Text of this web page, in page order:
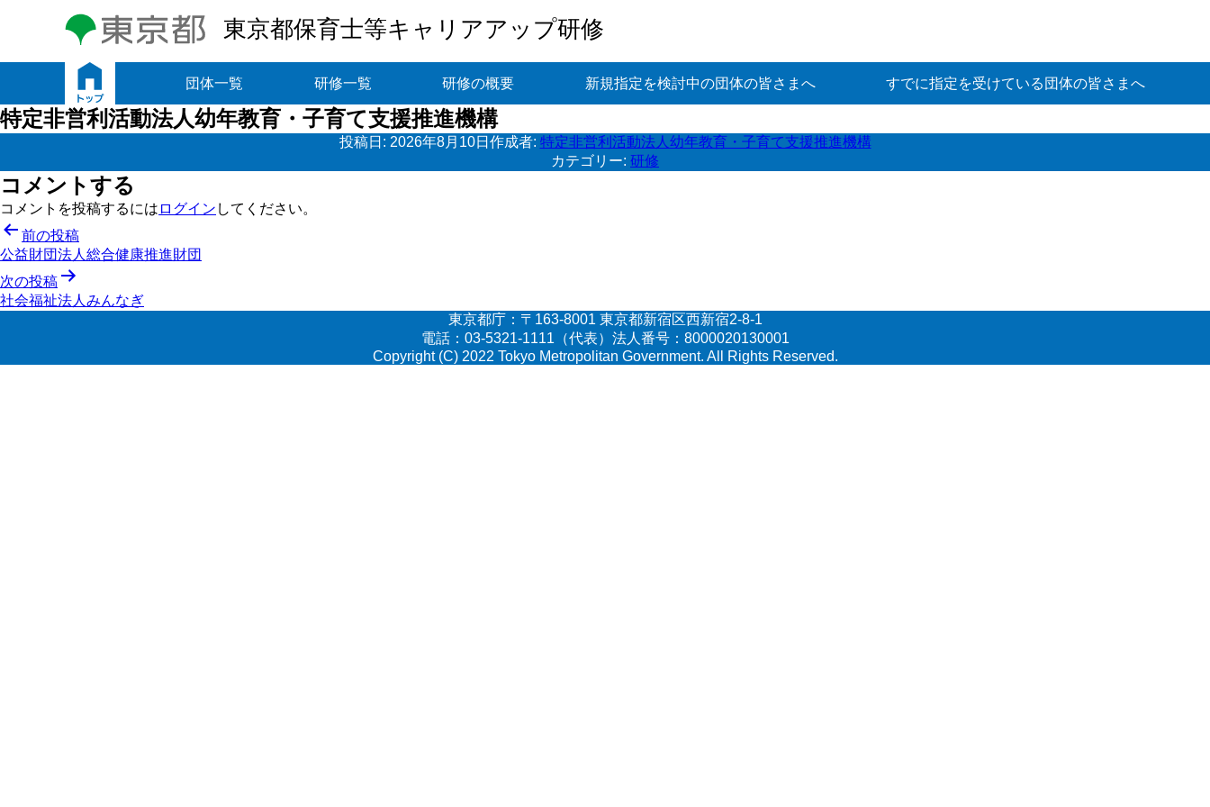
東京都保育士等キャリアアップ研修
団体一覧 研修一覧 研修の概要 新規指定を検討中の団体の皆さまへ すでに指定を受けている団体の皆さまへ
特定非営利活動法人幼年教育・子育て支援推進機構
投稿日: 2026年8月10日 作成者: 特定非営利活動法人幼年教育・子育て支援推進機構
カテゴリー: 研修
コメントする
コメントを投稿するには ログイン してください。
投
稿
ナ
ビ
前の投稿
公益財団法人総合健康推進財団
次の投稿
社会福祉法人みんなぎ
東京都庁：〒163-8001 東京都新宿区西新宿2-8-1
電話：03-5321-1111（代表）法人番号：8000020130001
Copyright (C) 2022 Tokyo Metropolitan Government. All Rights Reserved.